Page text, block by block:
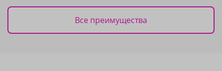
Все преимущества